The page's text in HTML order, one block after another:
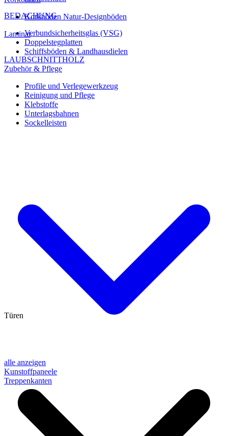
BEDACHUNG
Verbundsicherheitsglas (VSG)
Doppelstegplatten
LAUBSCHNITTHOLZ
Korkböden Natur-Designböden
Laminat
Schiffsböden & Landhausdielen
Zubehör & Pflege
Profile und Verlegewerkzeug
Reinigung und Pflege
Klebstoffe
Unterlagsbahnen
Sockelleisten
alle anzeigen
Kunstoffpaneele
Treppenkanten
Türen